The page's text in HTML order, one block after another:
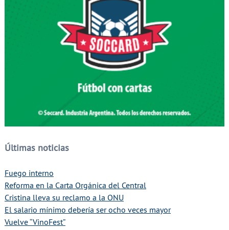
Últimas noticias
Fuego interno
Reforma en la Carta Orgánica del Central
Cristina lleva su reclamo a la ONU
El salario mínimo debería ser ocho veces mayor
Vuelve “VinoFest”